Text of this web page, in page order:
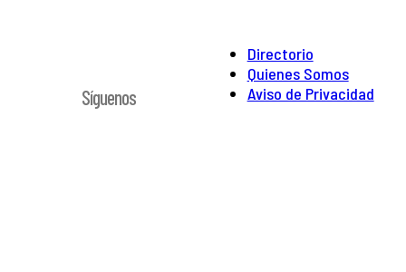
Directorio
Quienes Somos
Aviso de Privacidad
Síguenos